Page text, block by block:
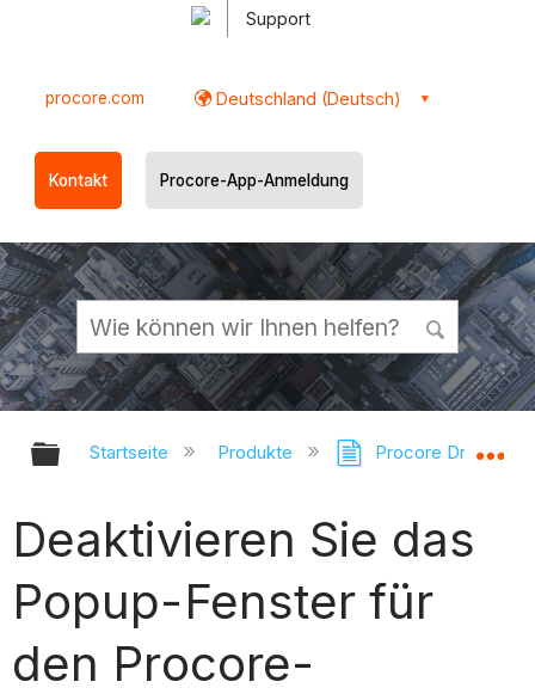
Support
procore.com Deutschland (Deutsch)
Kontakt Procore-App-Anmeldung
Globale Hierarchie auf- und
Startseite Produkte Procore Drive
Deaktivieren Sie das
Popup-Fenster für
den Procore-